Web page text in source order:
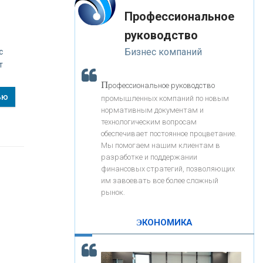
«ЗАПСИБКОМБАНК»
«РОСЕВРОБАНК»
«ПРЕСС-СЛУЖБА ВТБ24»
«АВТОГРАДБАНК»
«ПРОМРЕГИОНБАНК»
ОНАС
КОНТАКТЫ
корость - один из главных трендов в
кредитовании бизнеса - «Интервью»
-- Лучшее, что можно сделать с хорошим советом, это
пропустить его мимо ушей. Он никогда не бывает
полезен никому, кроме того, кто его дал.
-- Люблю давать советы и очень не люблю, когда их
дают мне.
Профессиональное
руководство
Бизнес компаний
Профессиональное руководство
промышленных компаний по новым
нормативным документам и
технологическим вопросам
обеспечивает постоянное процветание.
Мы помогаем нашим клиентам в
разработке и поддержании
финансовых стратегий, позволяющих
им завоевать все более сложный
рынок.
ЭКОНОМИКА